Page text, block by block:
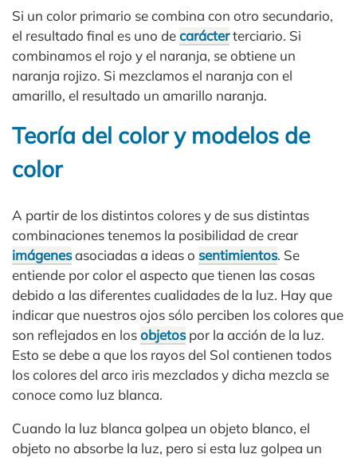
Si un color primario se combina con otro secundario,
el resultado final es uno decarácterterciario. Si
combinamos el rojo y el naranja, se obtiene un
naranja rojizo. Si mezclamos el naranja con el
amarillo, el resultado un amarillo naranja.
Teoría del color y modelos de
color
A partir de los distintos colores y de sus distintas
combinaciones tenemos la posibilidad de crear
imágenesasociadas a ideas o sentimientos. Se
entiende por color el aspecto que tienen las cosas
debido a las diferentes cualidades de la luz. Hay que
indicar que nuestros ojos sólo perciben los colores que
son reflejados en losobjetospor la acción de la luz.
Esto se debe a que los rayos del Sol contienen todos
los colores del arco iris mezclados y dicha mezcla se
conoce como luz blanca.
Cuando la luz blanca golpea un objeto blanco, el
objeto no absorbe la luz, pero si esta luz golpea un